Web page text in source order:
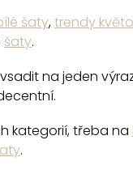
s
šaty,trendy
šaty.
na jeden
kategorií, třeba na
.